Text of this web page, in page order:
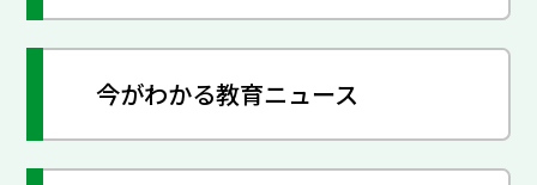
今がわかる教育ニュース